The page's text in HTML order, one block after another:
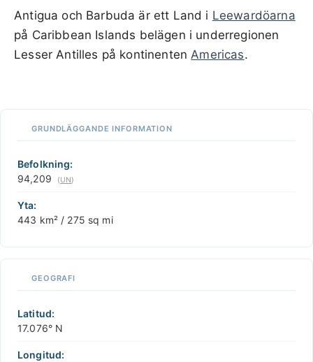
Antigua och Barbuda är ett Land i Leewardöarna
på Caribbean Islands belägen i underregionen
Lesser Antilles på kontinenten Americas.
100 km / 62.1 mi
−
GRUNDLÄGGANDE INFORMATION
Befolkning:
94,209
(UN)
Yta:
443 km² / 275 sq mi
GEOGRAFI
Latitud:
17.076° N
Longitud: